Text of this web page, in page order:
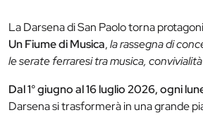
La Darsena di San Paolo torna
Un Fiume di Musica,la rassegna di
le serate ferraresi tra musica,
Dal 1° giugno al 16 luglio 2026, ogni
Darsena si trasformerà in una grande